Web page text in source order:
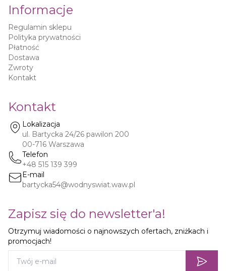
Informacje
Regulamin sklepu
Polityka prywatności
Płatność
Dostawa
Zwroty
Kontakt
Kontakt
Lokalizacja
ul. Bartycka 24/26 pawilon 200
00-716 Warszawa
Telefon
+48 515 139 399
E-mail
bartycka54@wodnyswiat.waw.pl
Zapisz się do newsletter'a!
Otrzymuj wiadomości o najnowszych ofertach, zniżkach i
promocjach!